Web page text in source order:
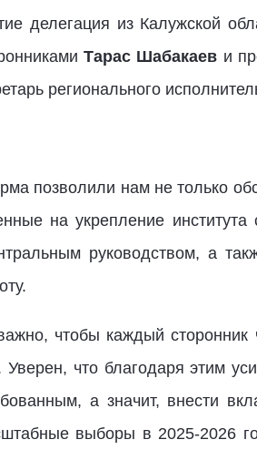
делегация из Калужской
Тарас Шабакаев и
регионального
позволили нам не только
на укрепление
руководством, а
чтобы каждый
Уверен, что благодаря этим
а значит, внести
выборы в 2025-2026